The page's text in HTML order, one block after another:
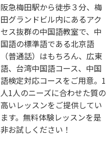
阪急梅田駅から徒歩３分、梅
田グランドビル内にあるアク
セス抜群の中国語教室で、中
国語の標準語である北京語
（普通話）はもちろん、広東
語、台湾中国語コース、中国
語検定対応コースをご用意。1
人1人のニーズに合わせた質の
高いレッスンをご提供してい
ます。無料体験レッスンを是
非お試しください！